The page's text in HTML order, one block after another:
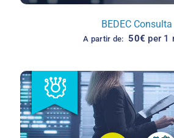
BEDEC Consulta
A partir de: 50€ per 1